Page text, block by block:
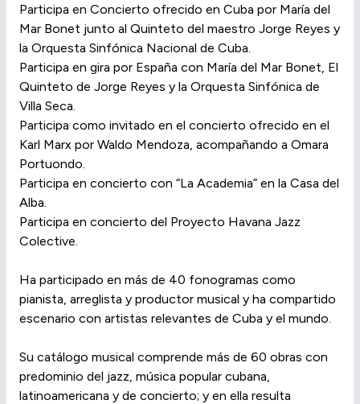
Participa en Concierto ofrecido en Cuba por María del
Mar Bonet junto al Quinteto del maestro Jorge Reyes y
la Orquesta Sinfónica Nacional de Cuba.
Participa en gira por España con María del Mar Bonet, El
Quinteto de Jorge Reyes y la Orquesta Sinfónica de
Villa Seca.
Participa como invitado en el concierto ofrecido en el
Karl Marx por Waldo Mendoza, acompañando a Omara
Portuondo.
Participa en concierto con “La Academia” en la Casa del
Alba.
Participa en concierto del Proyecto Havana Jazz
Colective.
Ha participado en más de 40 fonogramas como
pianista, arreglista y productor musical y ha compartido
escenario con artistas relevantes de Cuba y el mundo.
Su catálogo musical comprende más de 60 obras con
predominio del jazz, música popular cubana,
latinoamericana y de concierto; y en ella resulta